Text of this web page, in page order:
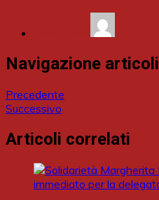
Navigazione articoli
Precedente
Successivo
Articoli correlati